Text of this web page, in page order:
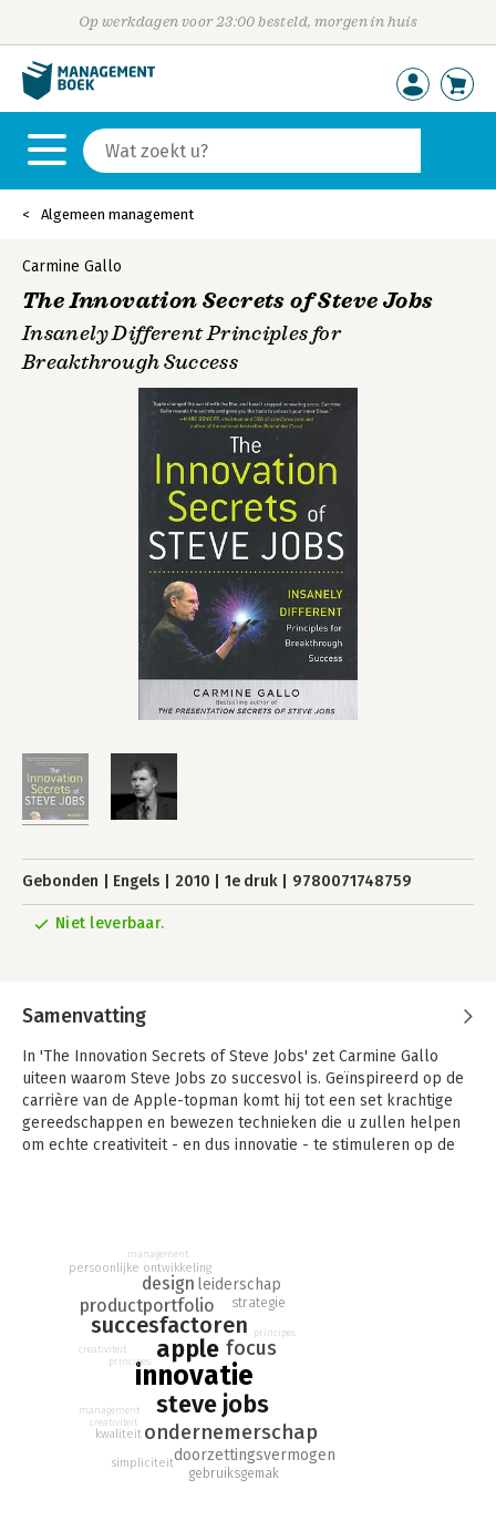
Op werkdagen voor 23:00 besteld, morgen in huis
Algemeen management
Carmine Gallo
The Innovation Secrets of Steve Jobs
Insanely Different Principles for
Breakthrough Success
Gebonden Engels 2010 1e druk 9780071748759
Niet leverbaar.
Samenvatting
In 'The Innovation Secrets of Steve Jobs' zet Carmine Gallo
uiteen waarom Steve Jobs zo succesvol is. Geïnspireerd op de
carrière van de Apple-topman komt hij tot een set krachtige
gereedschappen en bewezen technieken die u zullen helpen
om echte creativiteit - en dus innovatie - te stimuleren op de
innovatie
apple
steve jobs
succesfactoren
focus
ondernemerschap
productportfolio
design
doorzettingsvermogen
leiderschap
strategie
gebruiksgemak
persoonlijke ontwikkeling
simpliciteit
kwaliteit
creativiteit
principes
management
creativiteit
principes
management